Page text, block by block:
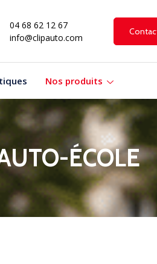
04 68 62 12 67
info@clipauto.com
Nos produits
ÉCOLE